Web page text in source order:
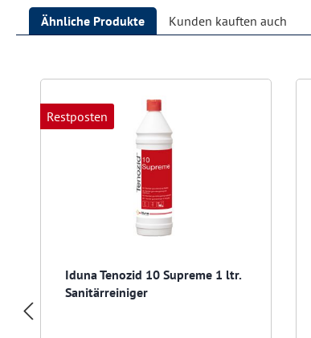
Ähnliche Produkte Kunden kauften auch
Restposten
Iduna Tenozid 10 Supreme 1 ltr.
Sanitärreiniger